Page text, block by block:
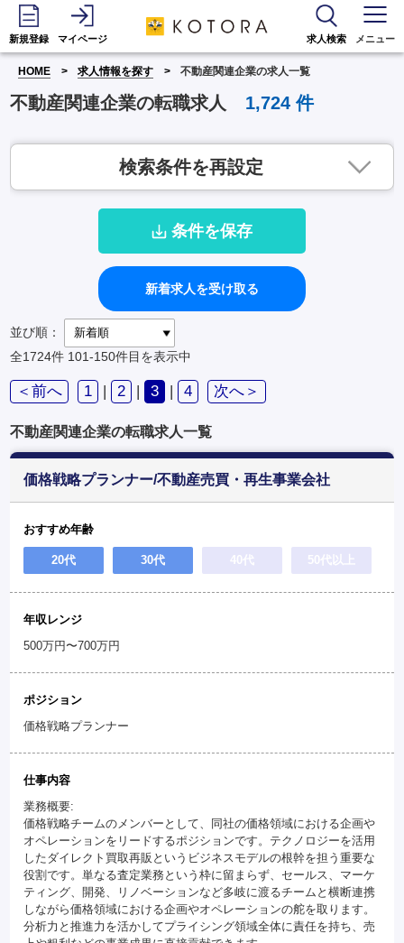
新規登録 マイページ 求人検索 メニュー
HOME 求人情報を探す 不動産関連企業の求人一覧
不動産関連企業の転職求人 1,724件
検索条件を再設定
条件を保存
新着求人を受け取る
並び順：
全1724件 101-150件目を表示中
＜前へ 1 | 2 | 3 | 4 次へ＞
不動産関連企業の転職求人一覧
価格戦略プランナー/不動産売買・再生事業会社
おすすめ年齢
20代 30代 40代 50代以上
年収レンジ
500万円〜700万円
ポジション
価格戦略プランナー
仕事内容
業務概要:
価格戦略チームのメンバーとして、同社の価格領域における企画や
オペレーションをリードするポジションです。テクノロジーを活用
したダイレクト買取再販というビジネスモデルの根幹を担う重要な
役割です。単なる査定業務という枠に留まらず、セールス、マーケ
ティング、開発、リノベーションなど多岐に渡るチームと横断連携
しながら価格領域における企画やオペレーションの舵を取ります。
分析力と推進力を活かしてプライシング領域全体に責任を持ち、売